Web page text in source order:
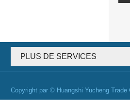
PLUS DE SERVICES
Copyright par © Huangshi Yucheng Trade